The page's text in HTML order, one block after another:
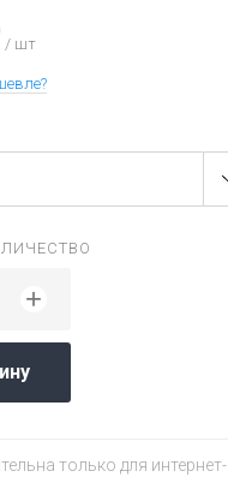
/ шт
+
только для интернет-